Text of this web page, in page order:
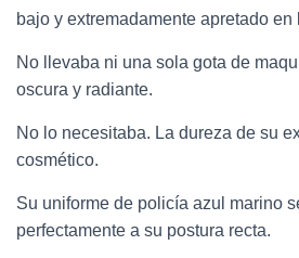
bajo y extremadamente apretado en
No llevaba ni una sola gota de
oscura y radiante.
No lo necesitaba. La dureza de su
cosmético.
Su uniforme de policía azul marino
perfectamente a su postura recta.